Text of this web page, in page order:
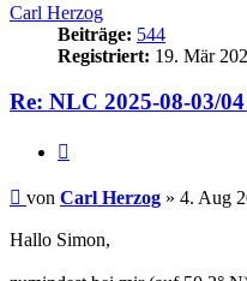
Carl Herzog
Beiträge: 544
Registriert: 19. Mär
Re: NLC 2025-08-03/
Beitrag
von Carl Herzog » 4. Aug
Hallo Simon,